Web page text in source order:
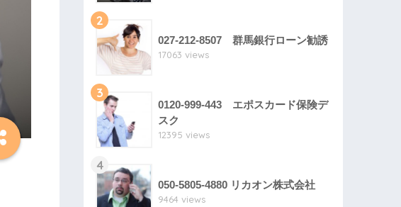
2
027-212-8507 群馬銀行ローン勧誘
17063 views
3
0120-999-443 エポスカード保険デ
スク
12395 views
4
050-5805-4880 リカオン株式会社
9464 views